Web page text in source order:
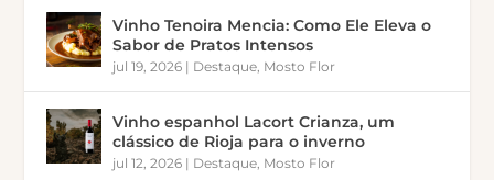
Vinho Tenoira Mencia: Como Ele Eleva o
Sabor de Pratos Intensos
jul 19, 2026 | Destaque Mosto Flor
Vinho espanhol Lacort Crianza, um
clássico de Rioja para o inverno
jul 12, 2026 | Destaque Mosto Flor